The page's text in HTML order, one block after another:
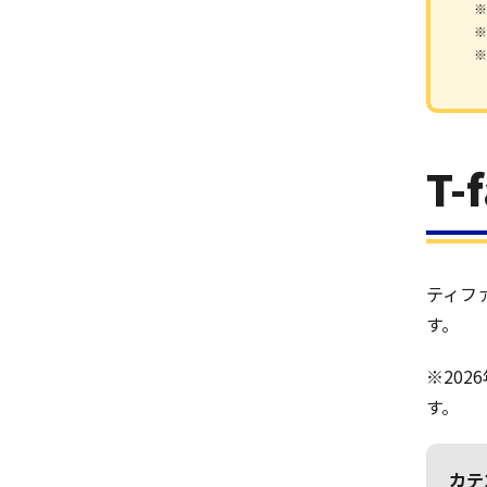
※
※
※
T-
ティフ
す。
※2026
す。
カ